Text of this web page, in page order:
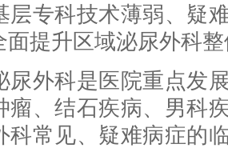
层专科技术薄弱、疑
面提升区域泌尿外科
外科是医院重点发展
瘤、结石疾病、男科
科常见、疑难病症的